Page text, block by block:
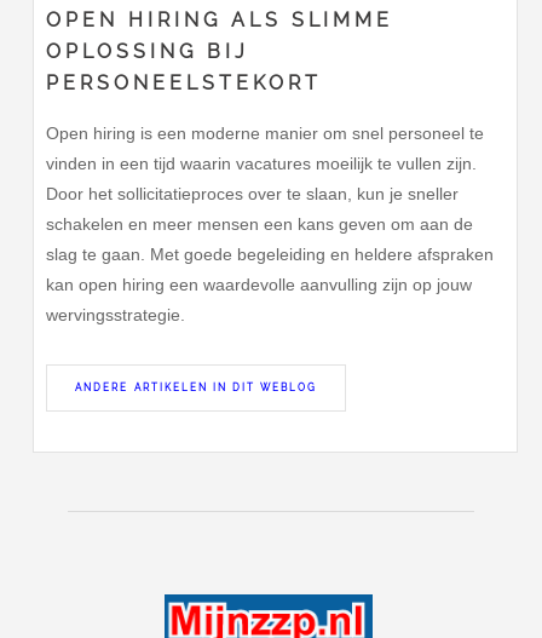
OPEN HIRING ALS SLIMME
OPLOSSING BIJ
PERSONEELSTEKORT
Open hiring is een moderne manier om snel personeel te
vinden in een tijd waarin vacatures moeilijk te vullen zijn.
Door het sollicitatieproces over te slaan, kun je sneller
schakelen en meer mensen een kans geven om aan de
slag te gaan. Met goede begeleiding en heldere afspraken
kan open hiring een waardevolle aanvulling zijn op jouw
wervingsstrategie.
ANDERE ARTIKELEN IN DIT WEBLOG